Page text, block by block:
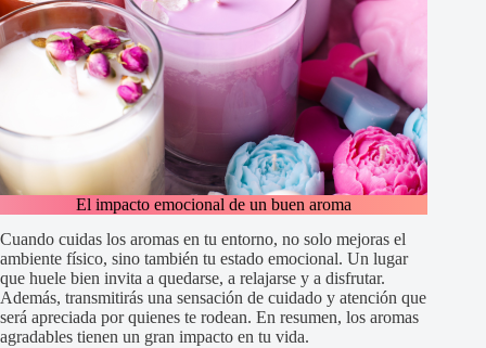
El impacto emocional de un buen aroma
Cuando cuidas los aromas en tu entorno, no solo mejoras el
ambiente físico, sino también tu estado emocional. Un lugar
que huele bien invita a quedarse, a relajarse y a disfrutar.
Además, transmitirás una sensación de cuidado y atención que
será apreciada por quienes te rodean. En resumen, los aromas
agradables tienen un gran impacto en tu vida.